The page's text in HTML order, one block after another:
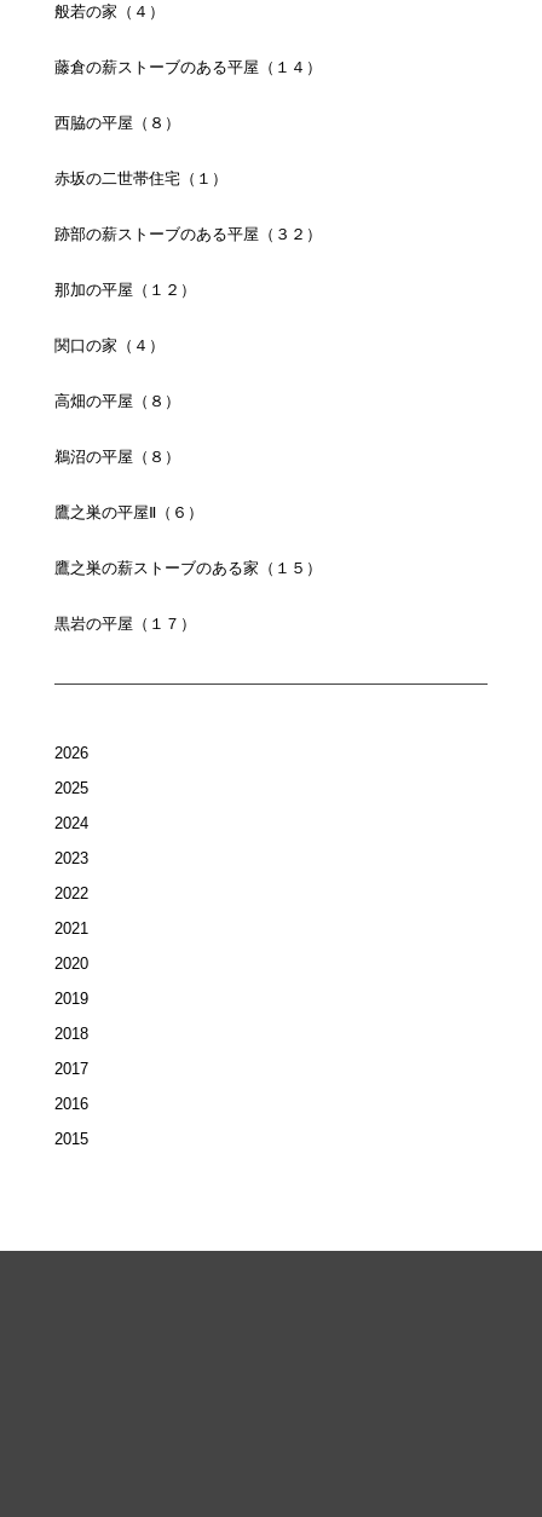
般若の家（４）
藤倉の薪ストーブのある平屋（１４）
西脇の平屋（８）
赤坂の二世帯住宅（１）
跡部の薪ストーブのある平屋（３２）
那加の平屋（１２）
関口の家（４）
高畑の平屋（８）
鵜沼の平屋（８）
鷹之巣の平屋Ⅱ（６）
鷹之巣の薪ストーブのある家（１５）
黒岩の平屋（１７）
2026
2025
2024
2023
2022
2021
2020
2019
2018
2017
2016
2015